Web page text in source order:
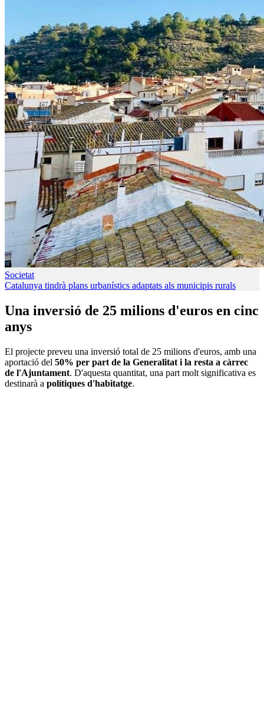
Societat
Catalunya tindrà plans urbanístics adaptats als municipis rurals
Una inversió de 25 milions d'euros en cinc
anys
El projecte preveu una inversió total de 25 milions d'euros, amb una
aportació del 50% per part de la Generalitat i la resta a càrrec
de l'Ajuntament. D'aquesta quantitat, una part molt significativa es
destinarà a polítiques d'habitatge.